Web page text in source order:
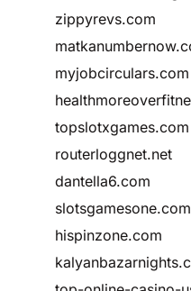
zippyrevs.com
myjobcirculars.com
topslotxgames.com
routerloggnet.net
dantella6.com
slotsgamesone.com
hispinzone.com